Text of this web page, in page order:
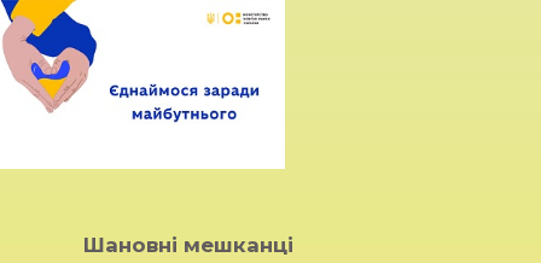
Шановні мешканці